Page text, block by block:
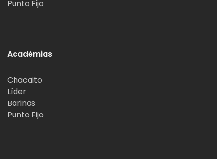
Punto Fijo
Académias
Chacaito
Líder
Barinas
Punto Fijo